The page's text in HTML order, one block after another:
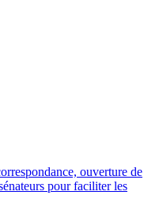
ouverture de
pour faciliter les